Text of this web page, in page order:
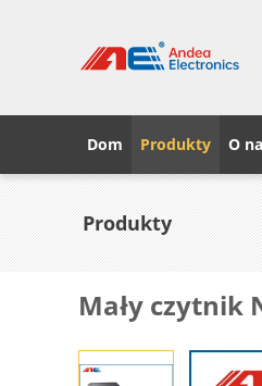
Dom Produkty O
Produkty
Mały czytnik